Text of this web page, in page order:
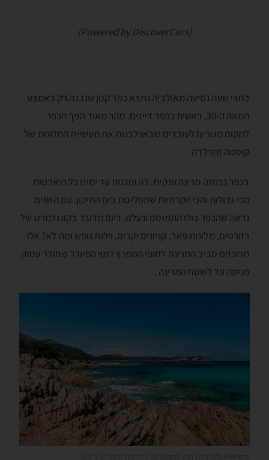
(Powered by DiscoverCars)
כחצי שעה נסיעה מאולְבְּיָה נמצא כפר קטן שנבנה רק באמצע
המאה ה-20, ראשית ככפר דייגים. מהר מאוד הפך הכפר
למקום מגורים לעובדים שבאו לבנות את תעשיית המלונות של
קוסטה זְמֶרָלְדָה.
בכפר נבנתה מרינה ענקית. בה עוגנות עד ימינו כל היאכטות
הכי גדולות והכי יוקרתיות שמפליגות בים התיכון. עם השנים
נראה שהכפר כולו התמוסס ונעלם. כיום מדובר בקונגלמרט של
רזורטים, מלונות פאר, קניונים יקרים, וילות נופש ומה לא? אלו
מרוכזים סביב המרינה לחופי המפרץ דמוי הפיורד שחודר עמוק
פנימה עד לשטח המרינה.